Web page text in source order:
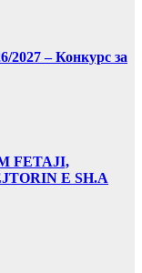
2027 – Конкурс за
FETAJI,
E SH.A